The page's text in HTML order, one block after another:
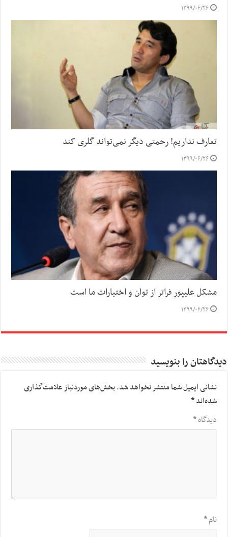
۱۳۹۹/۰۶/۲۶
تعارف نداریم! رحمتی دیگر نمی‌تواند گلری کند
۱۳۹۹/۰۶/۲۶
مشکل علیپور فراتر از توان و اختیارات ما است
۱۳۹۹/۰۶/۲۶
دیدگاهتان را بنویسید
نشانی ایمیل شما منتشر نخواهد شد.بخش‌های موردنیاز علامت‌گذاری
شده‌اند*
دیدگاه*
نام*